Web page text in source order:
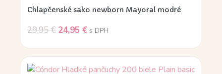
Chlapčenské sako newborn Mayoral modré
29,95€ 24,95 € s DPH